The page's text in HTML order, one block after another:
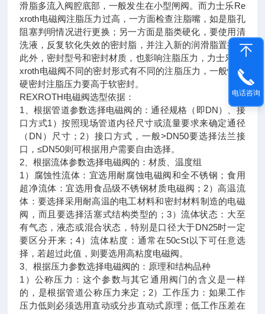
滑脂多流入阀腔底部，一般发生在小型闸阀。而力士乐Re
xroth电磁阀注脂压力过高，一方面检查注脂嘴，如是脂孔
阻塞判明情况进行更换；另一方面是脂类硬化，要使用清
洗液，反复软化失效的密封脂，并注入新的润滑脂置换。
此外，密封型号和密封材质，也影响注脂压力，力士乐Re
xroth电磁阀不同的密封形式有不同的注脂压力，一般情况
硬密封注脂压力要高于软密封。
REXROTH电磁阀选型依据：
1、根据管道参数选择电磁阀的：通径规格（即DN）、接
口方式1）按照现场管道内径尺寸或流量要求来确定通径
（DN）尺寸；2）接口方式，一般>DN50要选择法兰接
口，≤DN50则可根据用户需要自由选择。
2、根据流体参数选择电磁阀的：材质、温度组
1）腐蚀性流体：宜选用耐腐蚀电磁阀和全不锈钢；食用
超净流体：宜选用食品级不锈钢材质电磁阀；2）高温流
体：要选择采用耐高温的电工材料和密封材料制造的电磁
阀，而且要选择活塞式结构类型的；3）流体状态：大至
有气态，液态或混合状态，特别是口径大于DN25时一定
要区分开来；4）流体粘度：通常在50cSt以下可任意选
择，若超过此值，则要选用高粘度电磁阀。
3、根据压力参数选择电磁阀的：原理和结构品种
1）公称压力：这个参数与其它通用阀门的含义是一样
的，是根据管道公称压力来定；2）工作压力：如果工作
压力低则必须选用直动或分步直动式原理；低工作压差在
电话咨询